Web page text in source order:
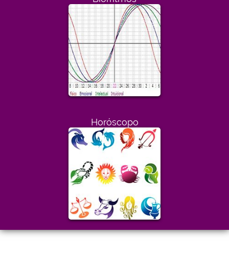
Horóscopo